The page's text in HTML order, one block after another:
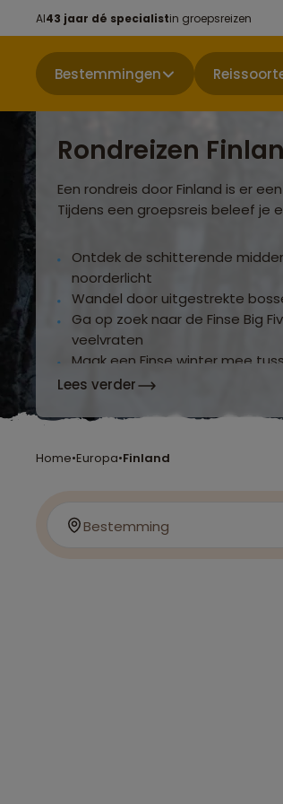
Al43 jaar dé specialistin groepsreizen
Bestemmingen
Rondreizen
Een rondreis door Finland is er
Tijdens een groepsreis beleef je
Ontdek de schitterende
noorderlicht
Wandel door uitgestrekte
Ga op zoek naar de Finse Big
veelvraten
Maak een Finse winter mee
dennenbomen
Lees verder
Home•Europa•Finland
Bestemming